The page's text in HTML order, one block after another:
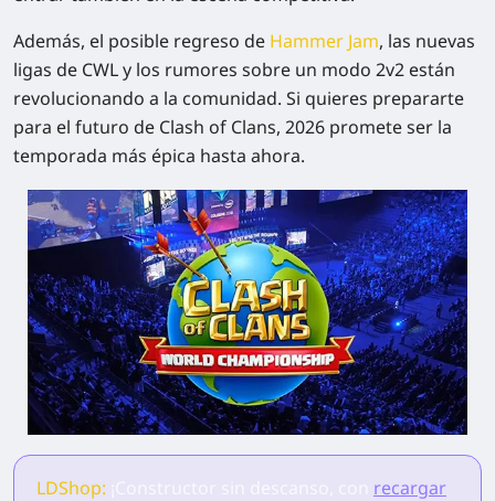
Además, el posible regreso de Hammer Jam, las nuevas
ligas de CWL y los rumores sobre un modo 2v2 están
revolucionando a la comunidad. Si quieres prepararte
para el futuro de Clash of Clans, 2026 promete ser la
temporada más épica hasta ahora.
LDShop:
recargar